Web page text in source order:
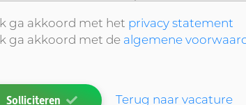
Ik ga akkoord met het privacy statement
Ik ga akkoord met de algemene
Solliciteren Terug naar vacature